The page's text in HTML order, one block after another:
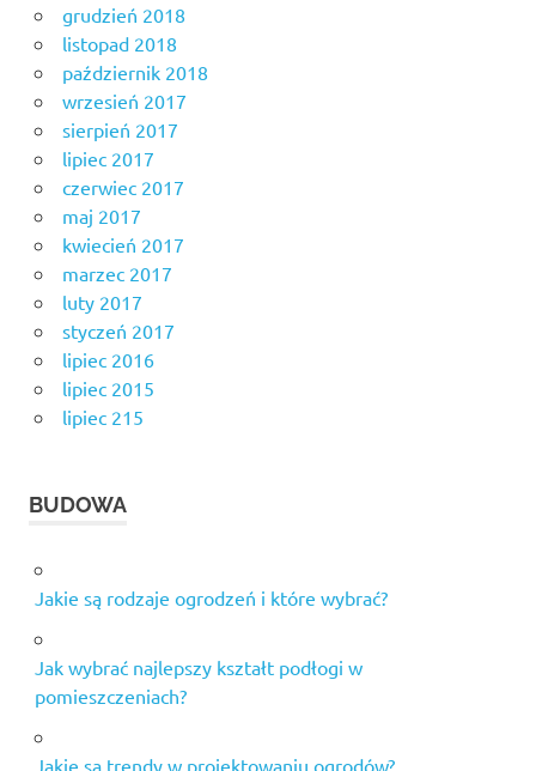
grudzień 2018
listopad 2018
październik 2018
wrzesień 2017
sierpień 2017
lipiec 2017
czerwiec 2017
maj 2017
kwiecień 2017
marzec 2017
luty 2017
styczeń 2017
lipiec 2016
lipiec 2015
lipiec 215
BUDOWA
Jakie są rodzaje ogrodzeń i które wybrać?
Jak wybrać najlepszy kształt podłogi w
pomieszczeniach?
Jakie są trendy w projektowaniu ogrodów?